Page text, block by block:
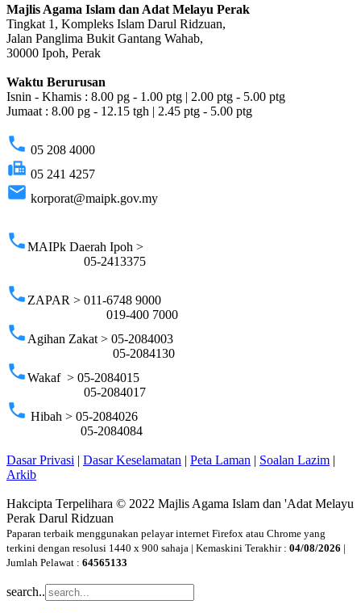
Majlis Agama Islam dan Adat Melayu Perak
Tingkat 1, Kompleks Islam Darul Ridzuan,
Jalan Panglima Bukit Gantang Wahab,
30000 Ipoh, Perak
Waktu Berurusan
Isnin - Khamis : 8.00 pg - 1.00 ptg | 2.00 ptg - 5.00 ptg
Jumaat : 8.00 pg - 12.15 tgh | 2.45 ptg - 5.00 ptg
phone 05 208 4000
fax 05 241 4257
email korporat@maipk.gov.my
phoneMAIPk Daerah Ipoh >
05-2413375
phone ZAPAR > 011-6748 9000
019-400 7000
phone Agihan Zakat > 05-2084003
05-2084130
phoneWakaf > 05-2084015
05-2084017
phone Hibah > 05-2084026
05-2084084
Dasar Privasi | Dasar Keselamatan | Peta Laman | Soalan Lazim |
Arkib
Hakcipta Terpelihara © 2022 Majlis Agama Islam dan 'Adat Melayu
Perak Darul Ridzuan
Paparan terbaik menggunakan pelayar internet Firefox atau Chrome yang
terkini dengan resolusi 1440 x 900 sahaja | Kemaskini Terakhir : 04/08/2026 |
Jumlah Pelawat : 64565133
search..